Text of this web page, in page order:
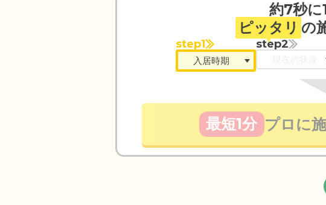
約7秒に
ピッタリ の
step1 step2
最短1分 プロに